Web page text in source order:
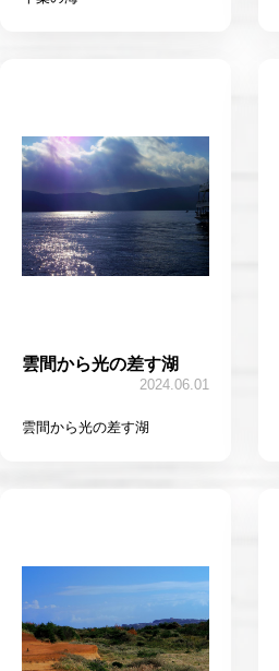
雲間から光の差す湖
2024.06.01
雲間から光の差す湖